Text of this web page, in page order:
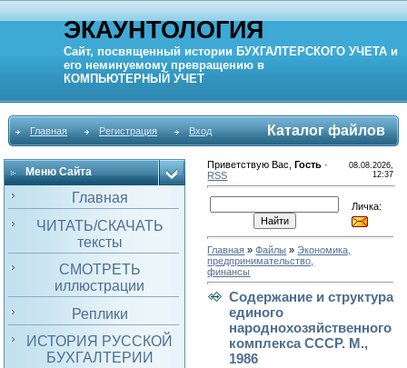
ЭКАУНТОЛОГИЯ
Сайт, посвященный истории БУХГАЛТЕРСКОГО УЧЕТА и
его неминуемому превращению в
КОМПЬЮТЕРНЫЙ УЧЕТ
Главная Регистрация Вход Каталог файлов
Меню Сайта
Главная
ЧИТАТЬ/СКАЧАТЬ
тексты
СМОТРЕТЬ
иллюстрации
Реплики
ИСТОРИЯ РУССКОЙ
БУХГАЛТЕРИИ
Приветствую Вас ,Гость ·
RSS
08.08.2026,
12:37
Личка:
Главная »Файлы »Экономика,
предпринимательство,
финансы
Содержание и структура
единого
народнохозяйственного
комплекса СССР. М.,
1986